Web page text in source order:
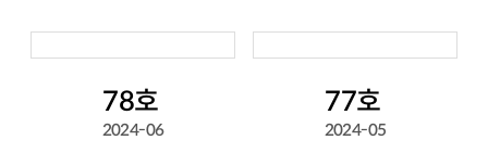
78호
2024-06
77호
2024-05